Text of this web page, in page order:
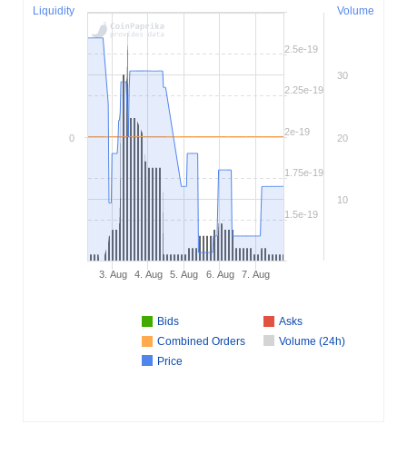
Volume
Liquidity
Bids
Asks
Combined Orders
Volume (24h)
Price
3. Aug 4. Aug 5. Aug 6. Aug 7. Aug
1.5e-19
1.75e-19
2e-19
2.25e-19
2.5e-19
10
20
30
0